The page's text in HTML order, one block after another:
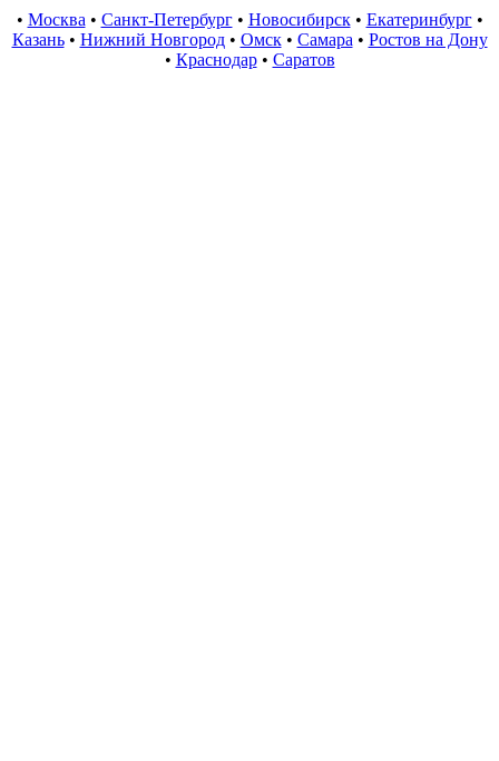
• Москва • Санкт-Петербург• Новосибирск• Екатеринбург•
Казань• Нижний Новгород• Омск• Самара • Ростов на Дону
• Краснодар• Саратов